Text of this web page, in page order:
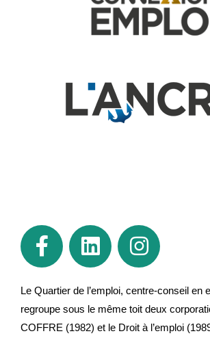
Le Quartier de l’emploi, centre-conseil en
regroupe sous le même toit deux
COFFRE (1982) et le Droit à l’emploi